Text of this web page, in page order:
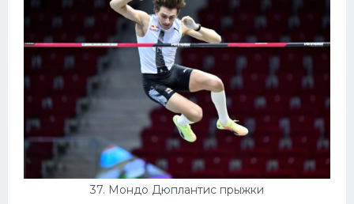
37. Мондо Дюплантис прыжки